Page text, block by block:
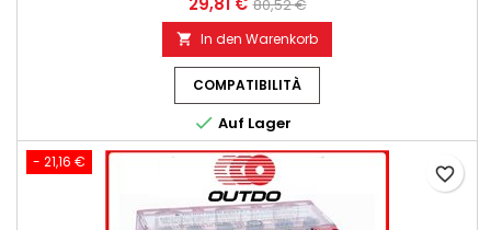
80,52 €
 In den Warenkorb
COMPATIBILITÀ
 Auf Lager
- 21,16 €
favorite_border